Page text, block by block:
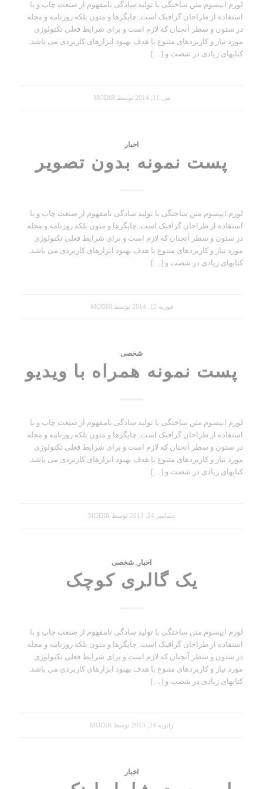
لورم ایپسوم متن ساختگی با تولید سادگی نامفهوم از صنعت چاپ و با
استفاده از طراحان گرافیک است. چاپگرها و متون بلکه روزنامه و مجله
در ستون و سطر آنچنان که لازم است و برای شرایط فعلی تکنولوژی
مورد نیاز و کاربردهای متنوع با هدف بهبود ابزارهای کاربردی می باشد.
کتابهای زیادی در شصت و […]
می 11, 2014 توسطMODIR
اخبار
پست نمونه بدون تصویر
لورم ایپسوم متن ساختگی با تولید سادگی نامفهوم از صنعت چاپ و با
استفاده از طراحان گرافیک است. چاپگرها و متون بلکه روزنامه و مجله
در ستون و سطر آنچنان که لازم است و برای شرایط فعلی تکنولوژی
مورد نیاز و کاربردهای متنوع با هدف بهبود ابزارهای کاربردی می باشد.
کتابهای زیادی در شصت و […]
فوریه 12, 2014 توسطMODIR
شخصی
پست نمونه همراه با ویدیو
لورم ایپسوم متن ساختگی با تولید سادگی نامفهوم از صنعت چاپ و با
استفاده از طراحان گرافیک است. چاپگرها و متون بلکه روزنامه و مجله
در ستون و سطر آنچنان که لازم است و برای شرایط فعلی تکنولوژی
مورد نیاز و کاربردهای متنوع با هدف بهبود ابزارهای کاربردی می باشد.
کتابهای زیادی در شصت و […]
دسامبر 24, 2013 توسط MODIR
اخبار , شخصی
یک گالری کوچک
لورم ایپسوم متن ساختگی با تولید سادگی نامفهوم از صنعت چاپ و با
استفاده از طراحان گرافیک است. چاپگرها و متون بلکه روزنامه و مجله
در ستون و سطر آنچنان که لازم است و برای شرایط فعلی تکنولوژی
مورد نیاز و کاربردهای متنوع با هدف بهبود ابزارهای کاربردی می باشد.
کتابهای زیادی در شصت و […]
ژانویه 24, 2013 توسط MODIR
اخبار